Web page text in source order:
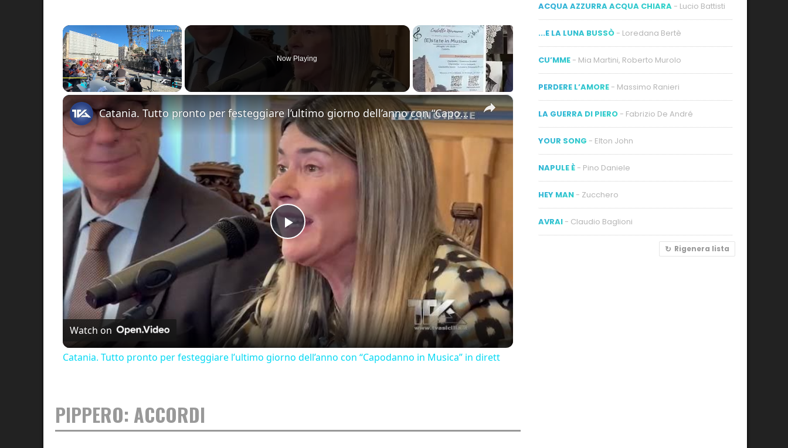
×
Now Playing
×
Play
Video
Catania. Tutto pronto per festeggiare l’ultimo giorno dell’anno con “Capodanno in Musica” in dirett
Watch on
Catania. Tutto pronto per festeggiare l’ultimo giorno dell’anno con “Capodanno in Musica” in dirett
PIPPERO: ACCORDI
ACQUA AZZURRA ACQUA CHIARA - Lucio Battisti
...E LA LUNA BUSSÒ - Loredana Bertè
CU’MME - Mia Martini, Roberto Murolo
PERDERE L’AMORE - Massimo Ranieri
LA GUERRA DI PIERO - Fabrizio De André
YOUR SONG - Elton John
NAPULE È - Pino Daniele
HEY MAN - Zucchero
AVRAI - Claudio Baglioni
Rigenera lista